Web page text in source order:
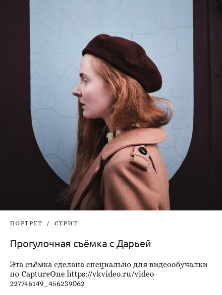
ПОРТРЕТ СТРИТ
Прогулочная съёмка с Дарьей
Эта съёмка сделана специально для видеообучалки
по CaptureOne https://vkvideo.ru/video-
227746149_456239062